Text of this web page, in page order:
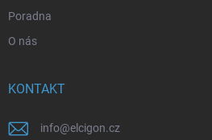
Poradna
O nás
KONTAKT
info@elcigon.cz